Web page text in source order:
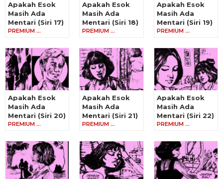
Apakah Esok
Masih Ada
Mentari (Siri 17)
PREMIUM …
Apakah Esok
Masih Ada
Mentari (Siri 18)
PREMIUM …
Apakah Esok
Masih Ada
Mentari (Siri 19)
PREMIUM …
Apakah Esok
Masih Ada
Mentari (Siri 20)
PREMIUM …
Apakah Esok
Masih Ada
Mentari (Siri 21)
PREMIUM …
Apakah Esok
Masih Ada
Mentari (Siri 22)
PREMIUM …